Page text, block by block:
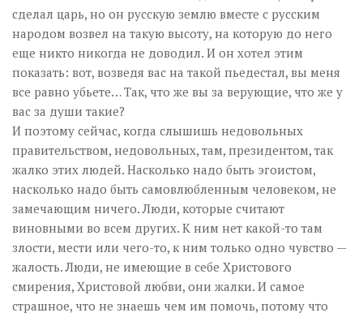
сделал царь, но он русскую землю вместе с русским
народом возвел на такую высоту, на которую до него
еще никто никогда не доводил. И он хотел этим
показать: вот, возведя вас на такой пьедестал, вы меня
все равно убьете… Так, что же вы за верующие, что же у
вас за души такие?
И поэтому сейчас, когда слышишь недовольных
правительством, недовольных, там, президентом, так
жалко этих людей. Насколько надо быть эгоистом,
насколько надо быть самовлюбленным человеком, не
замечающим ничего. Люди, которые считают
виновными во всем других. К ним нет какой-то там
злости, мести или чего-то, к ним только одно чувство —
жалость. Люди, не имеющие в себе Христового
смирения, Христовой любви, они жалки. И самое
страшное, что не знаешь чем им помочь, потому что